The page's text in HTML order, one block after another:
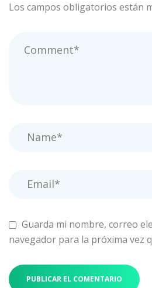
Los campos obligatorios están
Guarda mi nombre, correo
navegador para la próxima vez